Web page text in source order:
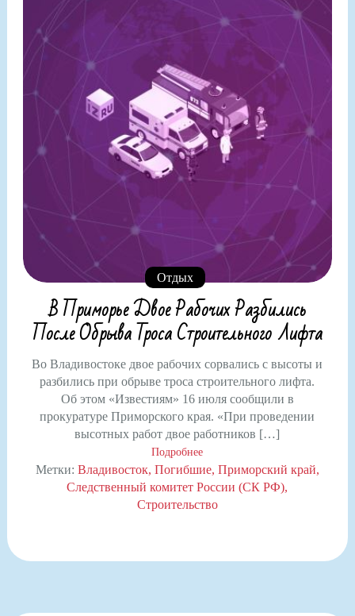
Отдых
В Приморье Двое Рабочих Разбились
После Обрыва Троса Строительного Лифта
Во Владивостоке двое рабочих сорвались с высоты и
разбились при обрыве троса строительного лифта.
Об этом «Известиям» 16 июля сообщили в
прокуратуре Приморского края. «При проведении
высотных работ двое работников […]
Подробнее
Метки: Владивосток Погибшие Приморский край
Следственный комитет России (СК РФ)
Строительство